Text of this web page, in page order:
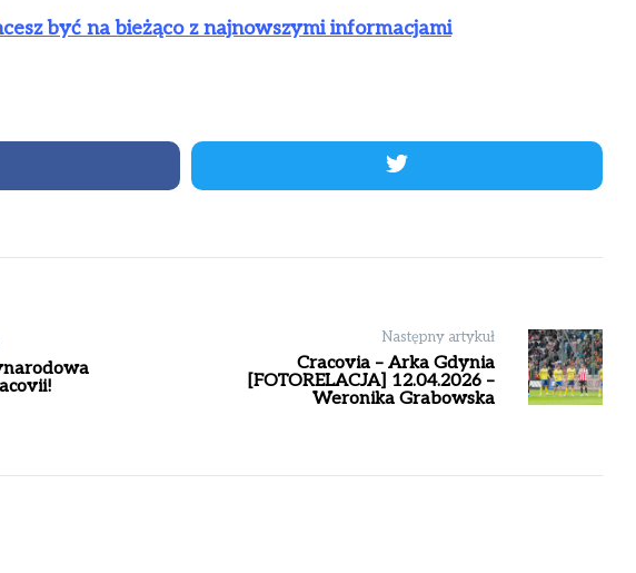
być na bieżąco z najnowszymi informacjami
Następny artykuł
Cracovia – Arka Gdynia
[FOTORELACJA] 12.04.2026 –
Weronika Grabowska